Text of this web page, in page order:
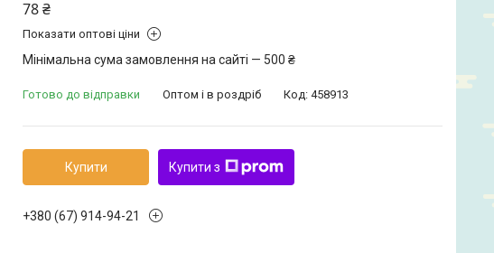
78 ₴
Показати оптові ціни
Мінімальна сума замовлення на сайті — 500 ₴
Готово до відправки Оптом і в роздріб Код: 458913
Купити Купити з
+380 (67) 914-94-21